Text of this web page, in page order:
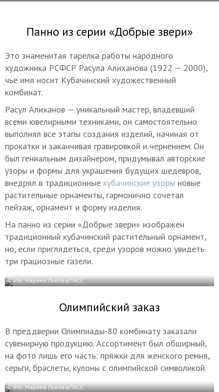
Панно из серии «Добрые звери»
Это знаменитая тарелка работы народного
художника РСФСР Расула Алиханова (1922 — 2000),
чье имя носит Кубачинский художественный
комбинат.
Расул Алиханов — уникальный мастер, владевший
всеми ювелирными техниками, он самостоятельно
выполнял все этапы создания изделий, начиная от
прокатки и заканчивая гравировкой и чернением. Он
был гениальным дизайнером, придумывал авторские
узоры и формы для украшения будущих шедевров,
внедрял в традиционные кубачинские узоры новые
растительные орнаменты, гармонично сочетал
пейзаж, орнамент и форму изделия.
На панно из серии «Добрые звери» изображен
традиционный кубачинский растительный орнамент,
но, если приглядеться, среди узоров можно увидеть
три грациозные газели.
Фото: Марина Львова/ТАСС
Олимпийский заказ
В преддверии Олимпиады-80 комбинату заказали
сувенирную продукцию. Ассортимент был обширный,
на фото лишь его часть: пряжки для женского ремня,
серьги, браслеты, кулоны с олимпийской символикой.
Фото: Марина Львова/ТАСС